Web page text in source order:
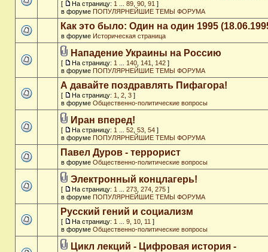
[ На страницу: 1 89 90 91 ]
в форуме ПОПУЛЯРНЕЙШИЕ ТЕМЫ ФОРУМА
Как это было: Один на один 1995
в форуме Историческая страница
Нападение Украины на Россию
[ На страницу: 1 140 141 142 ]
в форуме ПОПУЛЯРНЕЙШИЕ ТЕМЫ ФОРУМА
А давайте поздравлять Пифагора!
[ На страницу: 1 2 3 ]
в форуме Общественно-политические вопросы
Иран вперед!
[ На страницу: 1 52 53 54 ]
в форуме ПОПУЛЯРНЕЙШИЕ ТЕМЫ ФОРУМА
Павел Дуров - террорист
в форуме Общественно-политические вопросы
Электронный концлагерь!
[ На страницу: 1 273 274 275 ]
в форуме ПОПУЛЯРНЕЙШИЕ ТЕМЫ ФОРУМА
Русский гений и социализм
[ На страницу: 1 9 10 11 ]
в форуме Общественно-политические вопросы
Цикл лекций - Цифровая история -